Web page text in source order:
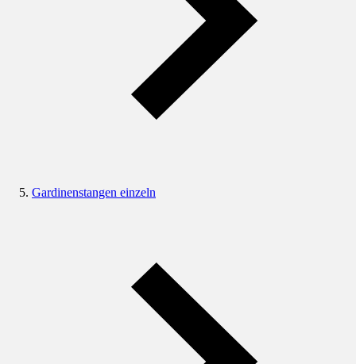
Gardinenstangen einzeln